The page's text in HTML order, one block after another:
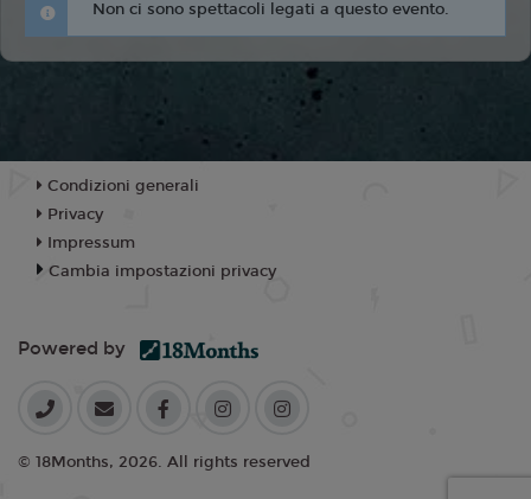
Non ci sono spettacoli legati a questo evento.
Condizioni generali
Privacy
Impressum
Cambia impostazioni privacy
Powered by
© 18Months, 2026. All rights reserved